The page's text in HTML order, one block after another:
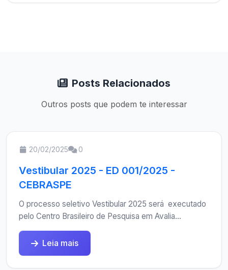
Posts Relacionados
Outros posts que podem te interessar
20/02/2025 0
Vestibular 2025 - ED 001/2025 -
CEBRASPE
O processo seletivo Vestibular 2025 será executado
pelo Centro Brasileiro de Pesquisa em Avalia...
Leia mais